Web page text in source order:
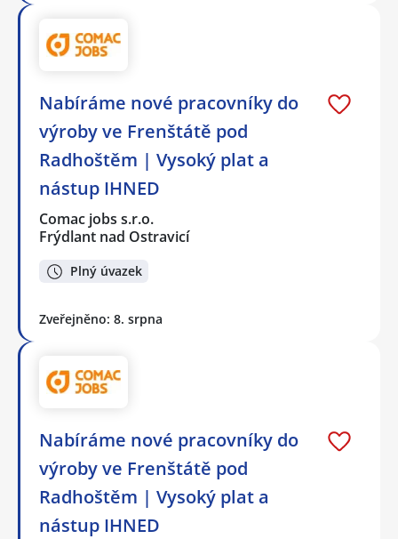
Nabíráme nové pracovníky do
výroby ve Frenštátě pod
Radhoštěm | Vysoký plat a
nástup IHNED
Comac jobs s.r.o.
Frýdlant nad Ostravicí
Plný úvazek
Zveřejněno: 8. srpna
Nabíráme nové pracovníky do
výroby ve Frenštátě pod
Radhoštěm | Vysoký plat a
nástup IHNED